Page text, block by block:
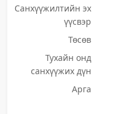
Санхүүжилтийн эх
үүсвэр
Төсөв
Тухайн онд
санхүүжих дүн
Арга